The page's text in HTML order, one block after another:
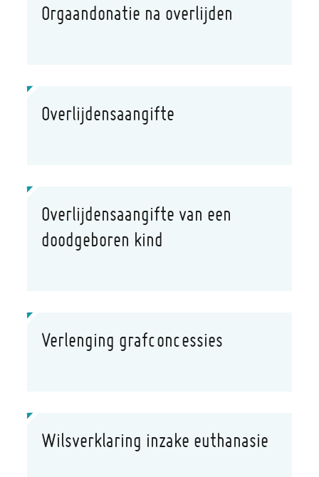
Orgaandonatie na overlijden
Overlijdensaangifte
Overlijdensaangifte van een
doodgeboren kind
Verlenging grafconcessies
Wilsverklaring inzake euthanasie